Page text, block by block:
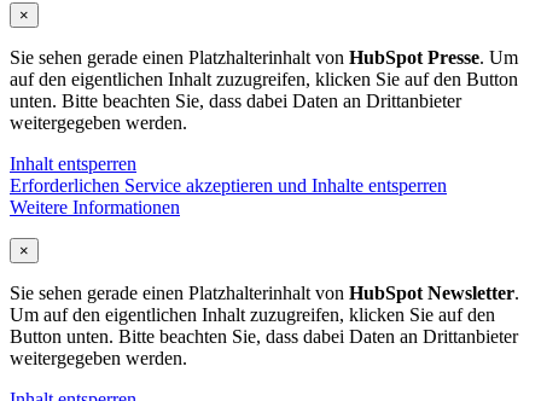
×
Sie sehen gerade einen Platzhalterinhalt von HubSpot Presse. Um
auf den eigentlichen Inhalt zuzugreifen, klicken Sie auf den Button
unten. Bitte beachten Sie, dass dabei Daten an Drittanbieter
weitergegeben werden.
Inhalt entsperren
Erforderlichen Service akzeptieren und Inhalte entsperren
Weitere Informationen
×
Sie sehen gerade einen Platzhalterinhalt von HubSpot Newsletter.
Um auf den eigentlichen Inhalt zuzugreifen, klicken Sie auf den
Button unten. Bitte beachten Sie, dass dabei Daten an Drittanbieter
weitergegeben werden.